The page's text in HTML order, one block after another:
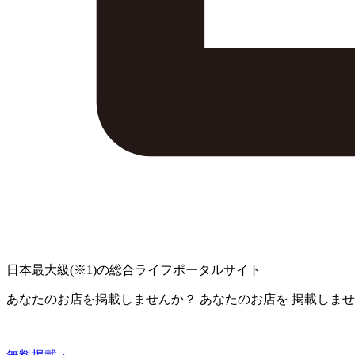
日本最大級(※1)の総合ライフポータルサイト
あなたのお店を掲載しませんか？ あなたのお店を 掲載しま